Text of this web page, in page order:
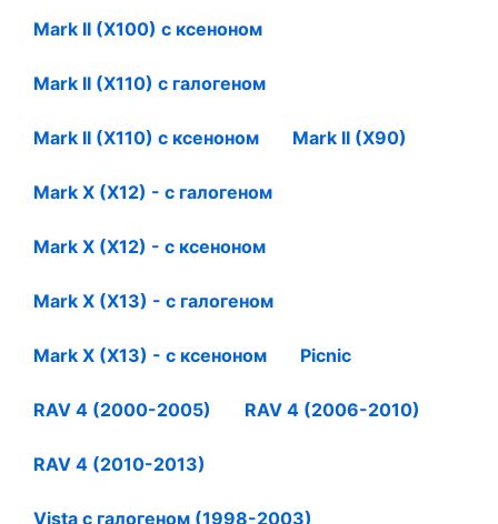
Mark II (X100) с ксеноном
Mark II (X110) с галогеном
Mark II (X110) с ксеноном Mark II (X90)
Mark X (X12) - с галогеном
Mark X (X12) - с ксеноном
Mark X (X13) - с галогеном
Mark X (X13) - с ксеноном Picnic
RAV 4 (2000-2005) RAV 4 (2006-2010)
RAV 4 (2010-2013)
Vista с галогеном (1998-2003)